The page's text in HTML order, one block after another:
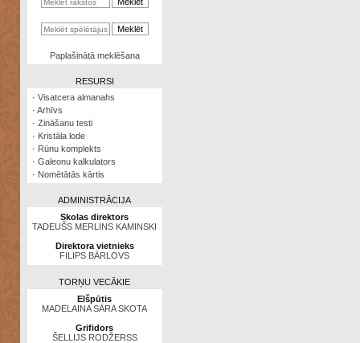
kalkulators
NomētātāsPaplašinātā meklēšana
RESURSI
· Visatcera almanahs
· Arhīvs
· Zināšanu testi
· Kristāla lode
· Rūnu komplekts
· Galeonu kalkulators
· Nomētātās kārtis
ADMINISTRĀCIJA
Skolas direktors
TADEUŠS MERLINS KAMINSKI
Direktora vietnieks
FILIPS BĀRLOVS
TORŅU VECĀKIE
Elšpūtis
MADELAINA SĀRA SKOTA
Grifidors
ŠELLIJS RODŽERSS